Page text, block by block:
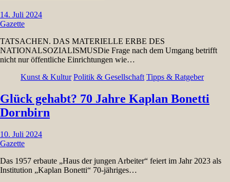
14. Juli 2024
Gazette
TATSACHEN. DAS MATERIELLE ERBE DES
NATIONALSOZIALISMUSDie Frage nach dem Umgang betrifft
nicht nur öffentliche Einrichtungen wie…
Kunst & Kultur Politik & Gesellschaft Tipps & Ratgeber
Glück gehabt? 70 Jahre Kaplan Bonetti
Dornbirn
10. Juli 2024
Gazette
Das 1957 erbaute „Haus der jungen Arbeiter“ feiert im Jahr 2023 als
Institution „Kaplan Bonetti“ 70-jähriges…